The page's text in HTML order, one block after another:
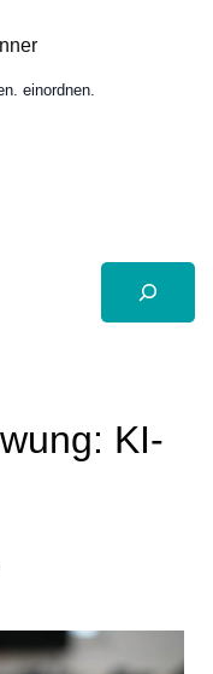
einordnen.
Suchen
KI-